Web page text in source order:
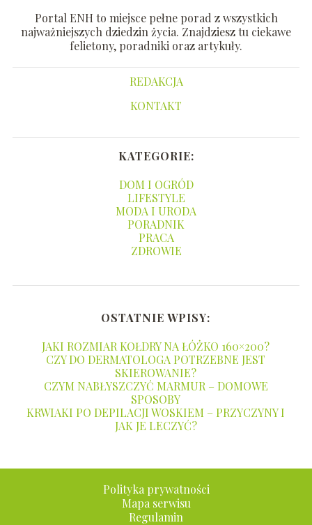
Portal ENH to miejsce pełne porad z wszystkich
najważniejszych dziedzin życia. Znajdziesz tu ciekawe
felietony, poradniki oraz artykuły.
REDAKCJA
KONTAKT
KATEGORIE:
DOM I OGRÓD
LIFESTYLE
MODA I URODA
PORADNIK
PRACA
ZDROWIE
OSTATNIE WPISY:
JAKI ROZMIAR KOŁDRY NA ŁÓŻKO 160×200?
CZY DO DERMATOLOGA POTRZEBNE JEST
SKIEROWANIE?
CZYM NABŁYSZCZYĆ MARMUR – DOMOWE
SPOSOBY
KRWIAKI PO DEPILACJI WOSKIEM – PRZYCZYNY I
JAK JE LECZYĆ?
Polityka prywatności
Mapa serwisu
Regulamin